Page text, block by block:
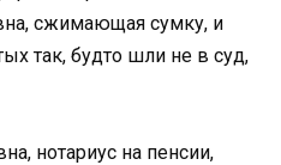
сжимающая сумку, и
так, будто шли не в суд,
нотариус на пенсии,